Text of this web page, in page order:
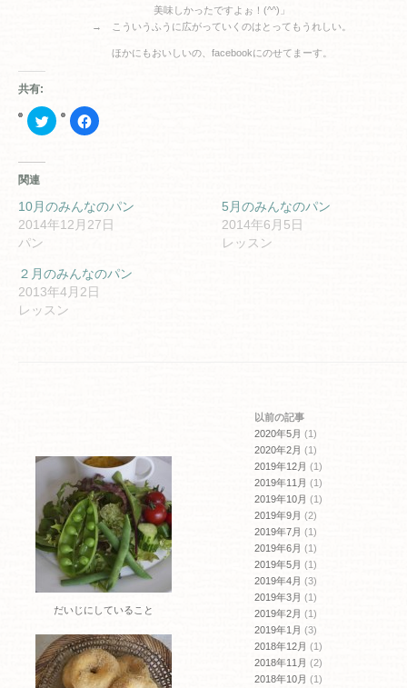
美味しかったですよぉ！(^^)」
→ こういうふうに広がっていくのはとってもうれしい。
ほかにもおいしいの、facebookにのせてまーす。
共有:
ク
リ
共
有
(新
ィ
ン
ド
ウ
で
Facebook
で
ク
リ
ッ
く
だ
さ
関連
10月のみんなのパン
2014年12月27日
パン
5月のみんなのパン
2014年6月5日
レッスン
２月のみんなのパン
2013年4月2日
レッスン
だいじにしていること
以前の記事
2020年5月 (1)
2020年2月 (1)
2019年12月 (1)
2019年11月 (1)
2019年10月 (1)
2019年9月 (2)
2019年7月 (1)
2019年6月 (1)
2019年5月 (1)
2019年4月 (3)
2019年3月 (1)
2019年2月 (1)
2019年1月 (3)
2018年12月 (1)
2018年11月 (2)
2018年10月 (1)